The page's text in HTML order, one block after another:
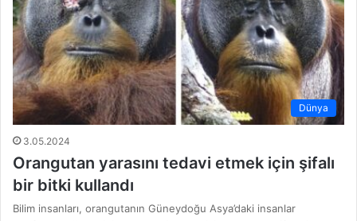
Dünya
3.05.2024
Orangutan yarasını tedavi etmek için şifalı
bir bitki kullandı
Bilim insanları, orangutanın Güneydoğu Asya’daki insanlar